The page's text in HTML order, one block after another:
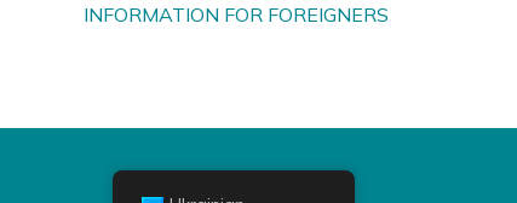
INFORMATION FOR FOREIGNERS